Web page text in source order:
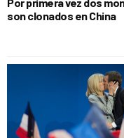
Por primera vez dos
son clonados en China